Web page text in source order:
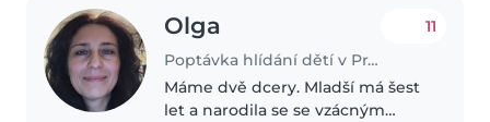
Olga
Poptávka hlídání dětí v Praha
11
Máme dvě dcery. Mladší má šest
let a narodila se se vzácným